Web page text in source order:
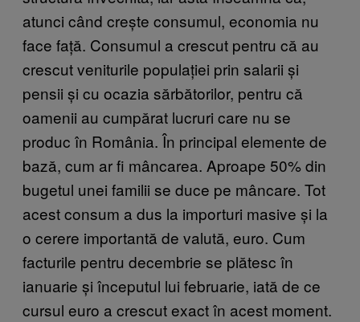
atunci când crește consumul, economia nu
face față. Consumul a crescut pentru că au
crescut veniturile populației prin salarii și
pensii și cu ocazia sărbătorilor, pentru că
oamenii au cumpărat lucruri care nu se
produc în România. În principal elemente de
bază, cum ar fi mâncarea. Aproape 50% din
bugetul unei familii se duce pe mâncare. Tot
acest consum a dus la importuri masive și la
o cerere importantă de valută, euro. Cum
facturile pentru decembrie se plătesc în
ianuarie și începutul lui februarie, iată de ce
cursul euro a crescut exact în acest moment.